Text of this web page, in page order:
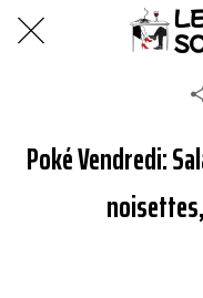
Poké Vendredi: